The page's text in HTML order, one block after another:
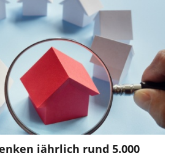
jährlich rund 5.000